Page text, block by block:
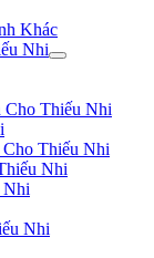
Khác
Nhi
Cho Thiếu Nhi
Thiếu Nhi
Nhi
Nhi
Nhi